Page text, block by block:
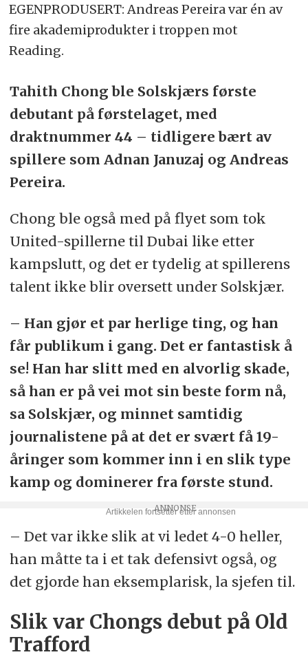
EGENPRODUSERT: Andreas Pereira var én av
fire akademiprodukter i troppen mot
Reading.
Tahith Chong ble Solskjærs første
debutant på førstelaget, med
draktnummer 44 – tidligere bært av
spillere som Adnan Januzaj og Andreas
Pereira.
Chong ble også med på flyet som tok
United-spillerne til Dubai like etter
kampslutt, og det er tydelig at spillerens
talent ikke blir oversett under Solskjær.
– Han gjør et par herlige ting, og han
får publikum i gang. Det er fantastisk å
se! Han har slitt med en alvorlig skade,
så han er på vei mot sin beste form nå,
sa Solskjær, og minnet samtidig
journalistene på at det er svært få 19-
åringer som kommer inn i en slik type
kamp og dominerer fra første stund.
– Det var ikke slik at vi ledet 4-0 heller,
han måtte ta i et tak defensivt også, og
det gjorde han eksemplarisk, la sjefen til.
Slik var Chongs debut på Old
Trafford